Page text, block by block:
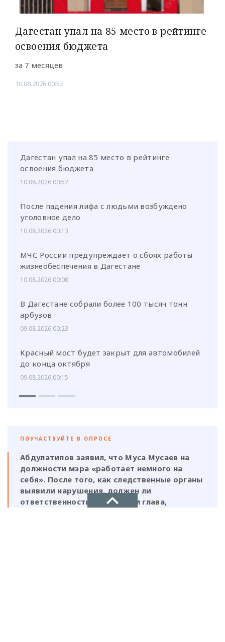
Дагестан упал на 85 место в рейтинге
освоения бюджета
за 7 месяцев
10.08.2026 00:52
Дагестан упал на 85 место в рейтинге
освоения бюджета
10.08.2026 00:52
После падения лифа с людьми возбуждено
уголовное дело
10.08.2026 00:13
МЧС России предупреждает о сбоях работы
жизнеобеспечения в Дагестане
10.08.2026 00:08
В Дагестане собрали более 100 тысяч тонн
арбузов
09.08.2026 00:23
Красный мост будет закрыт для автомобилей
до конца октября
09.08.2026 00:15
ПОУЧАСТВУЙТЕ В ОПРОСЕ
Абдулатипов заявил, что Муса Мусаев на
должности мэра «работает немного на
себя». После того, как следственные органы
выявили нарушения, должен ли
ответственность нести и сам глава,